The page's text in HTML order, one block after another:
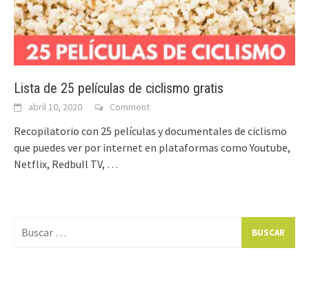
Lista de 25 películas de ciclismo gratis
abril 10, 2020 Comment
Recopilatorio con 25 películas y documentales de ciclismo
que puedes ver por internet en plataformas como Youtube,
Netflix, Redbull TV, …